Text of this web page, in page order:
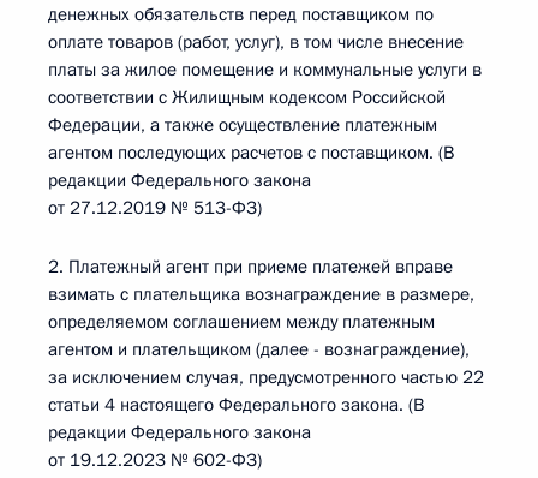
денежных обязательств перед поставщиком по
оплате товаров (работ, услуг), в том числе внесение
платы за жилое помещение и коммунальные услуги в
соответствии с Жилищным кодексом Российской
Федерации, а также осуществление платежным
агентом последующих расчетов с поставщиком. (В
редакции Федерального закона
от 27.12.2019 № 513-ФЗ)
2. Платежный агент при приеме платежей вправе
взимать с плательщика вознаграждение в размере,
определяемом соглашением между платежным
агентом и плательщиком (далее - вознаграждение),
за исключением случая, предусмотренного частью 22
статьи 4 настоящего Федерального закона. (В
редакции Федерального закона
от 19.12.2023 № 602-ФЗ)